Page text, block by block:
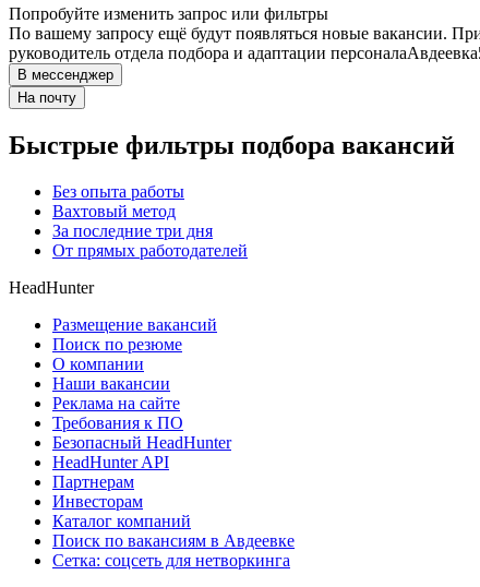
Попробуйте изменить запрос или фильтры
По вашему запросу ещё будут появляться новые вакансии.
руководитель отдела подбора и адаптации персоналаАвдеевка
В мессенджер
На почту
Быстрые фильтры подбора вакансий
Без опыта работы
Вахтовый метод
За последние три дня
От прямых работодателей
HeadHunter
Размещение вакансий
Поиск по резюме
О компании
Наши вакансии
Реклама на сайте
Требования к ПО
Безопасный HeadHunter
HeadHunter API
Партнерам
Инвесторам
Каталог компаний
Поиск по вакансиям в Авдеевке
Сетка: соцсеть для нетворкинга